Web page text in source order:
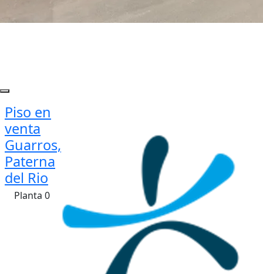
Piso en
venta
Guarros,
Paterna
del Rio
Planta 0